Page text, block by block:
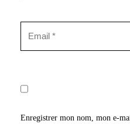
Enregistrer mon nom, mon e-